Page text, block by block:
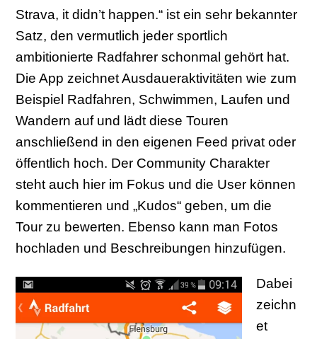
Strava, it didn’t happen.“ ist ein sehr bekannter
Satz, den vermutlich jeder sportlich
ambitionierte Radfahrer schonmal gehört hat.
Die App zeichnet Ausdaueraktivitäten wie zum
Beispiel Radfahren, Schwimmen, Laufen und
Wandern auf und lädt diese Touren
anschließend in den eigenen Feed privat oder
öffentlich hoch. Der Community Charakter
steht auch hier im Fokus und die User können
kommentieren und „Kudos“ geben, um die
Tour zu bewerten. Ebenso kann man Fotos
hochladen und Beschreibungen hinzufügen.
Dabei
zeichn
et